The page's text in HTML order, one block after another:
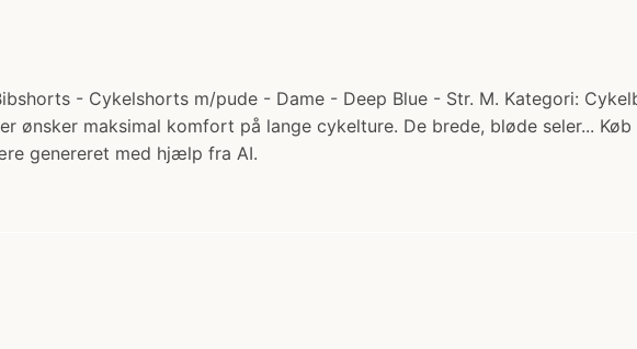
- Cykelshorts m/pude - Dame - Deep Blue - Str. M. Kategori:
ønsker maksimal komfort på lange cykelture. De brede, bløde seler... Køb
genereret med hjælp fra AI.